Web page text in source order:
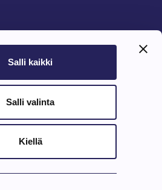
Salli kaikki
Salli valinta
Kiellä